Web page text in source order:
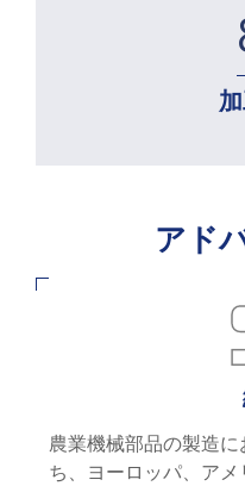
アド
農業機械部品の製造
ち、ヨーロッパ、ア